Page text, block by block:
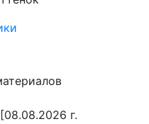
[08.08.2026 г.